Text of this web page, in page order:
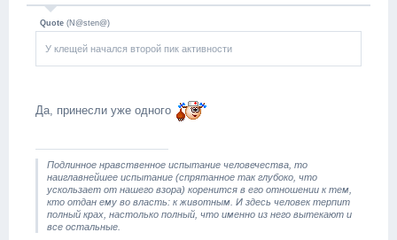
Quote (N@sten@)
У клещей начался второй пик активности
Да, принесли уже одного
Подлинное нравственное испытание человечества, то
наиглавнейшее испытание (спрятанное так глубоко, что
ускользает от нашего взора) коренится в его отношении к тем,
кто отдан ему во власть: к животным. И здесь человек терпит
полный крах, настолько полный, что именно из него вытекают и
все остальные.